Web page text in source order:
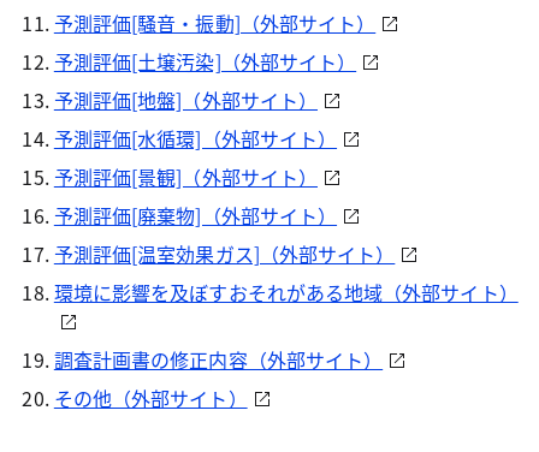
予測評価[騒音・振動]（外部サイト）
予測評価[土壌汚染]（外部サイト）
予測評価[地盤]（外部サイト）
予測評価[水循環]（外部サイト）
予測評価[景観]（外部サイト）
予測評価[廃棄物]（外部サイト）
予測評価[温室効果ガス]（外部サイト）
環境に影響を及ぼすおそれがある地域（外部サイト）
調査計画書の修正内容（外部サイト）
その他（外部サイト）